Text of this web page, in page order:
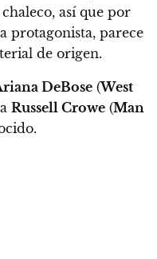
, así que por
protagonista, parece
de origen.
DeBose (West
Russell Crowe (Man